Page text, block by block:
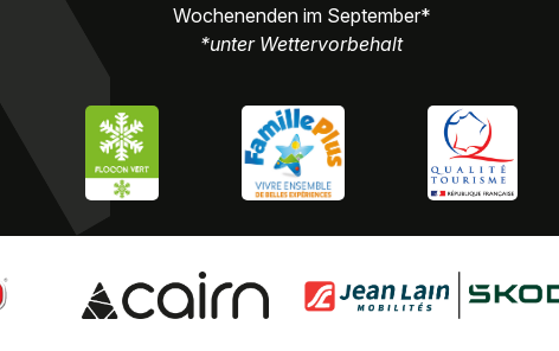
Wochenenden im September*
*unter Wettervorbehalt